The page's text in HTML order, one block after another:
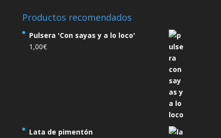
Productos recomendados
Pulsera 'Con sayas y a lo loco'
1,00€
Lata de pimentón